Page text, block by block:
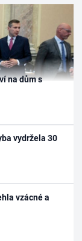
na dům s
vydržela 30
vzácné a